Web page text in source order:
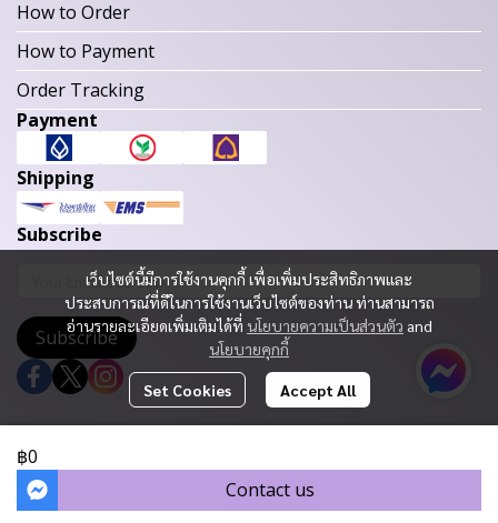
฿0
Contact us
เว็บไซต์นี้มีการใช้งานคุกกี้ เพื่อเพิ่มประสิทธิภาพและ
ประสบการณ์ที่ดีในการใช้งานเว็บไซต์ของท่าน ท่านสามารถ
อ่านรายละเอียดเพิ่มเติมได้ที่ นโยบายความเป็นส่วนตัว and
นโยบายคุกกี้
Set Cookies Accept All
How to Order
How to Payment
Order Tracking
Payment
Shipping
Subscribe
Subscribe
Today Visitor294
Powered By MakeWebEasy